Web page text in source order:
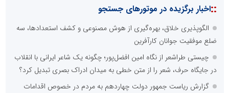
::اخبار برگزیده در موتورهای جستجو
الگوپذیری خلاق، بهره‌گیری از هوش مصنوعی و کشف استعدادها، سه
ضلع موفقیت جوانان کارآفرین
چیستی طراشعر از نگاه امین افضل‌پور؛ چگونه یک شاعر ایرانی با انقلاب
در جایگاه حرف، شعر را از متن خطی به میدان ادراک بصری تبدیل کرد؟
گزارش ریاست جمهور دولت چهاردهم به مردم در خصوص اقدامات